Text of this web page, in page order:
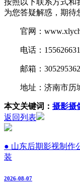
按照以下联系方式和
为您答疑解惑，期待
官网：
电话：
邮箱：
地址：济南市历
本文关键词： 摄影摄
返回列表
● 山东后期影视制作
装
2026-08-07